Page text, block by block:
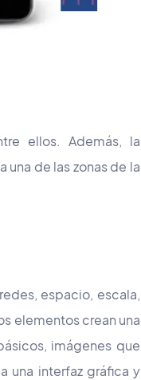
ellos. Además, la
de las zonas de la
espacio, escala,
elementos crean una
imágenes que
una interfaz gráfica y